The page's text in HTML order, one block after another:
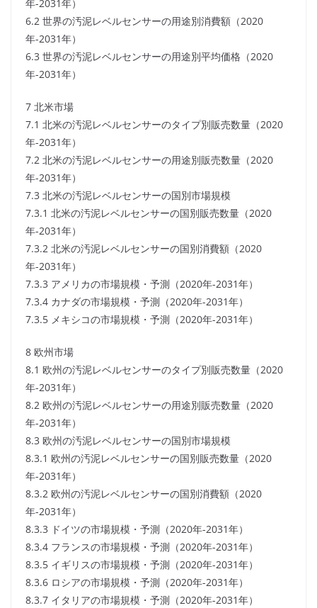
年-2031年）
6.2 世界の汚泥レベルセンサーの用途別消費額（2020
年-2031年）
6.3 世界の汚泥レベルセンサーの用途別平均価格（2020
年-2031年）
7 北米市場
7.1 北米の汚泥レベルセンサーのタイプ別販売数量（2020
年-2031年）
7.2 北米の汚泥レベルセンサーの用途別販売数量（2020
年-2031年）
7.3 北米の汚泥レベルセンサーの国別市場規模
7.3.1 北米の汚泥レベルセンサーの国別販売数量（2020
年-2031年）
7.3.2 北米の汚泥レベルセンサーの国別消費額（2020
年-2031年）
7.3.3 アメリカの市場規模・予測（2020年-2031年）
7.3.4 カナダの市場規模・予測（2020年-2031年）
7.3.5 メキシコの市場規模・予測（2020年-2031年）
8 欧州市場
8.1 欧州の汚泥レベルセンサーのタイプ別販売数量（2020
年-2031年）
8.2 欧州の汚泥レベルセンサーの用途別販売数量（2020
年-2031年）
8.3 欧州の汚泥レベルセンサーの国別市場規模
8.3.1 欧州の汚泥レベルセンサーの国別販売数量（2020
年-2031年）
8.3.2 欧州の汚泥レベルセンサーの国別消費額（2020
年-2031年）
8.3.3 ドイツの市場規模・予測（2020年-2031年）
8.3.4 フランスの市場規模・予測（2020年-2031年）
8.3.5 イギリスの市場規模・予測（2020年-2031年）
8.3.6 ロシアの市場規模・予測（2020年-2031年）
8.3.7 イタリアの市場規模・予測（2020年-2031年）